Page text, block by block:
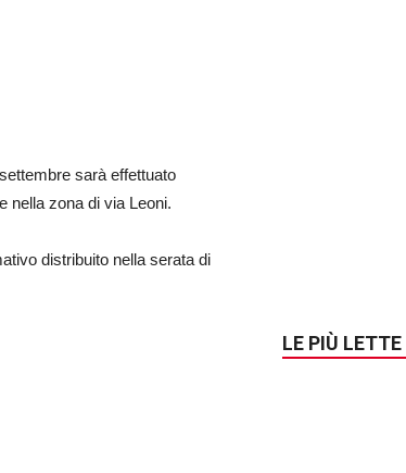
sarà effettuato
nella zona di via Leoni.
distribuito nella serata di
LE PIÙ LETTE